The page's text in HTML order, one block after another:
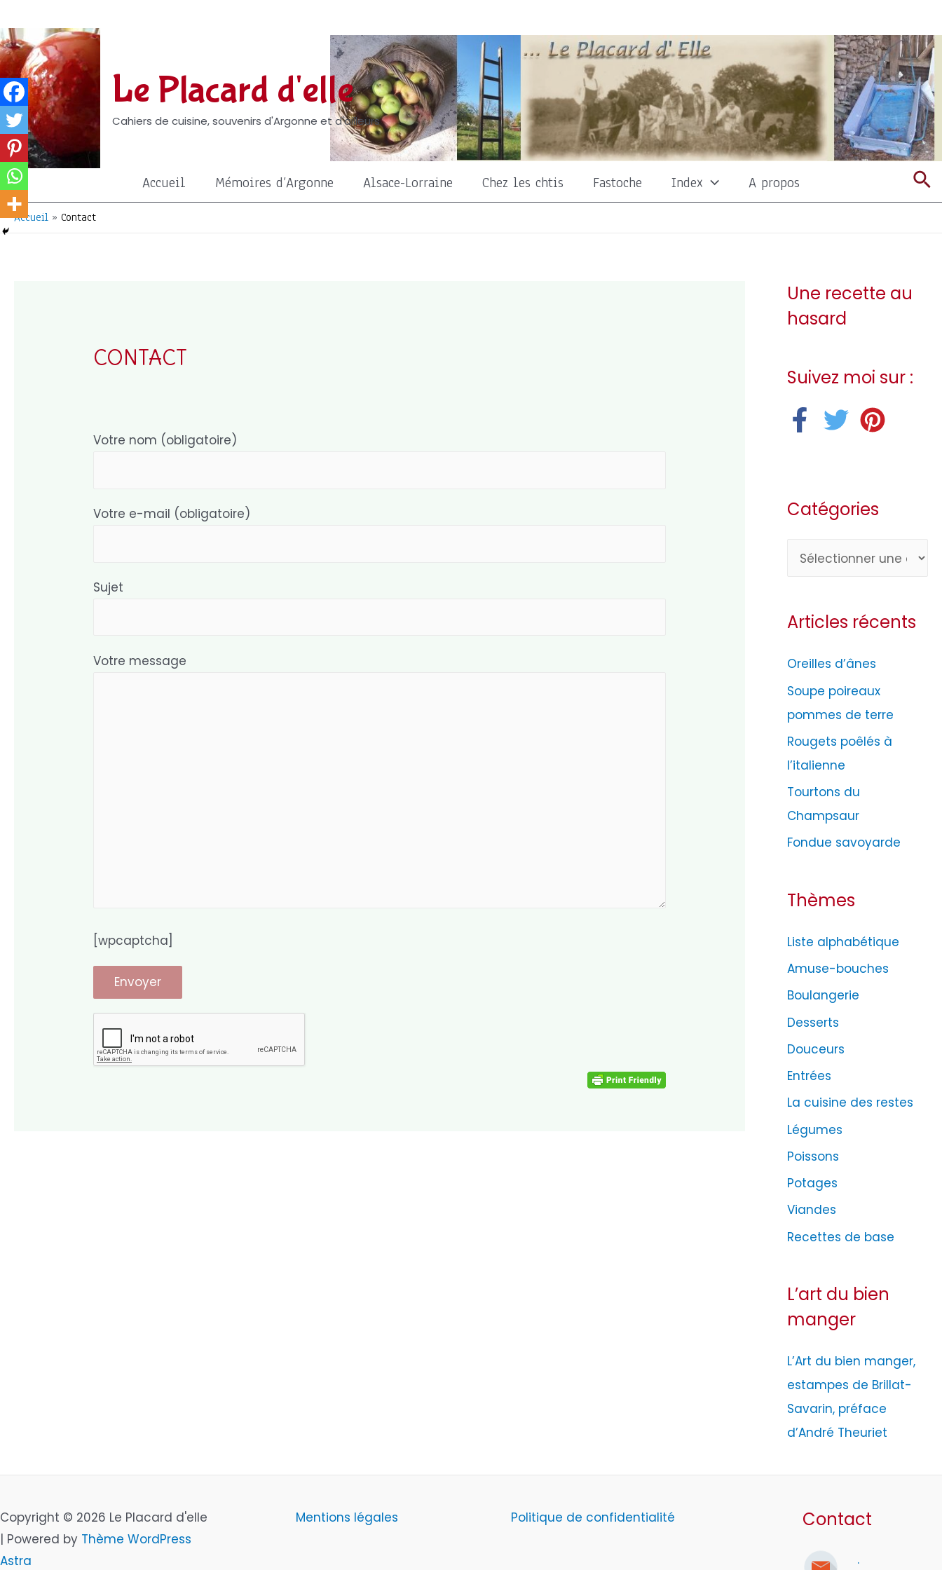
au
contenu
Le Placard d'elle
Cahiers de cuisine, souvenirs d'Argonne et d'ailleurs
Accueil Mémoires d’Argonne Alsace-Lorraine Chez les chtis Fastoche Index A propos
Accueil Contact
CONTACT
Votre nom (obligatoire)
Votre e-mail (obligatoire)
Sujet
Votre message
[wpcaptcha]
Une recette au
hasard
Suivez moi sur :
Catégories
é
o
r
i
e
s
Articles récents
Oreilles d’ânes
Soupe poireaux
pommes de terre
Rougets poêlés à
l’italienne
Tourtons du
Champsaur
Fondue savoyarde
Thèmes
Liste alphabétique
Amuse-bouches
Boulangerie
Desserts
Douceurs
Entrées
La cuisine des restes
Légumes
Poissons
Potages
Viandes
Recettes de base
L’art du bien
manger
L’Art du bien manger,
estampes de Brillat-
Savarin, préface
d’André Theuriet
Copyright © 2026 Le Placard d'elle
| Powered by Thème WordPress
Astra
Mentions légales Politique de confidentialité Contact
.